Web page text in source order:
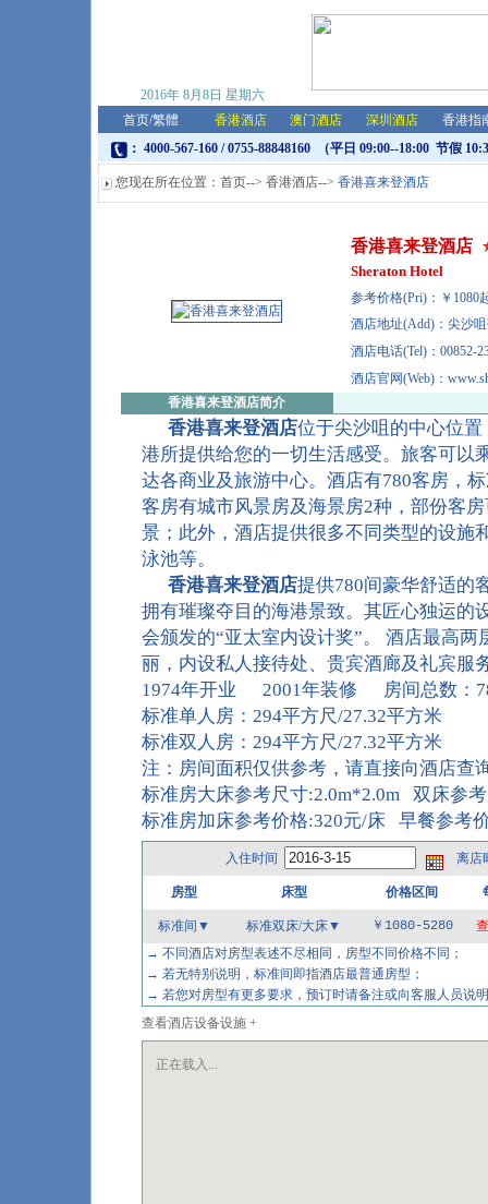
2016年 8月8日 星期六
首页/繁體 香港酒店 澳门酒店 深圳酒店
香港指
： 4000-567-160 / 0755-88848160 （平日 09:00--18:00 节假
您现在所在位置： 首页--> 香港酒店--> 香港喜来登酒店
香港喜来登酒店
Sheraton Hotel
参考价格(Pri)：￥
酒店地址(Add)：尖沙
酒店电话(Tel)：00852-
酒店官网(Web)：
香港喜来登酒店简介
香港喜来登酒店位于尖沙咀的中心位
港所提供给您的一切生活感受。旅客可以
达各商业及旅游中心。酒店有780客房，
客房有城市风景房及海景房2种，部份客
景；此外，酒店提供很多不同类型的设施
泳池等。
香港喜来登酒店提供780间豪华舒适的
拥有璀璨夺目的海港景致。其匠心独运的
会颁发的“亚太室内设计奖”。 酒店最高两
丽，内设私人接待处、贵宾酒廊及礼宾服
1974年开业 2001年装修 房间总数：
标准单人房：294平方尺/27.32平方米
标准双人房：294平方尺/27.32平方米
注：房间面积仅供参考，请直接向酒店查
标准房大床参考尺寸:2.0m*2.0m 双床参
标准房加床参考价格:320元/床 早餐参考
入住时间 离店
房型 床型 价格区间
标准间▼ 标准双床/大床▼ ￥1080-5280
→ 不同酒店对房型表述不尽相同，房型不同价格不同；
→ 若无特别说明，标准间即指酒店最普通房型；
→ 若您对房型有更多要求，预订时请备注或向客服人员
查看酒店设备设施 +
正在载入...